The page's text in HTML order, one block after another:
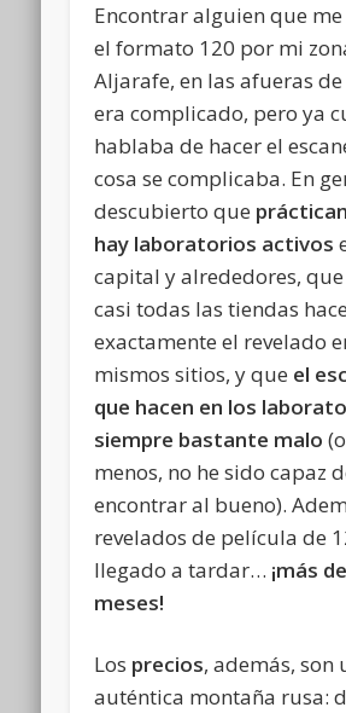
Encontrar alguien que
el formato 120 por mi
Aljarafe, en las afueras de
era complicado, pero ya
hablaba de hacer el
cosa se complicaba. En
descubierto que
hay laboratorios activos
capital y alrededores,
casi todas las tiendas
exactamente el revelado
mismos sitios, y que el
que hacen en los
siempre bastante malo
menos, no he sido capaz
encontrar al bueno).
revelados de película de
llegado a tardar… ¡más
meses!
Los precios, además, son
auténtica montaña rusa: